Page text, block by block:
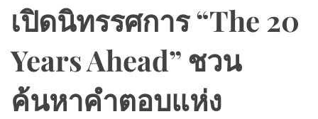
เปิดนิทรรศการ “The 20
Years Ahead” ชวน
ค้นหาคำตอบแห่ง